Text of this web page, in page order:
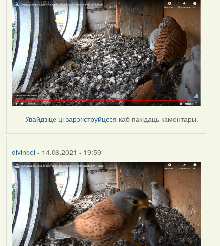
Увайдзіце цізарэгіструйцеся каб пакідаць каментары.
divinbel - 14.06.2021 - 19:59